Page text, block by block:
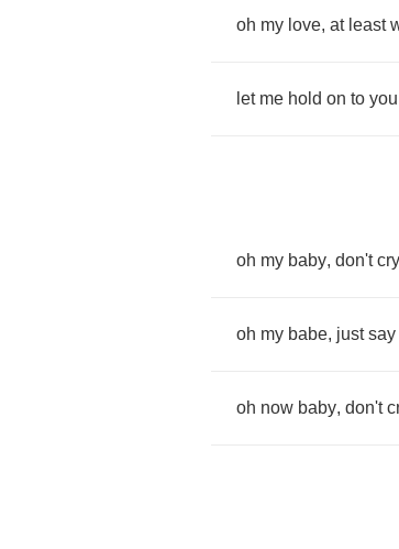
oh my love, at least
let me hold on to you
oh my baby, don't cry
oh my babe, just say
oh now baby, don't